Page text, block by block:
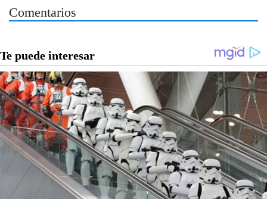
Comentarios